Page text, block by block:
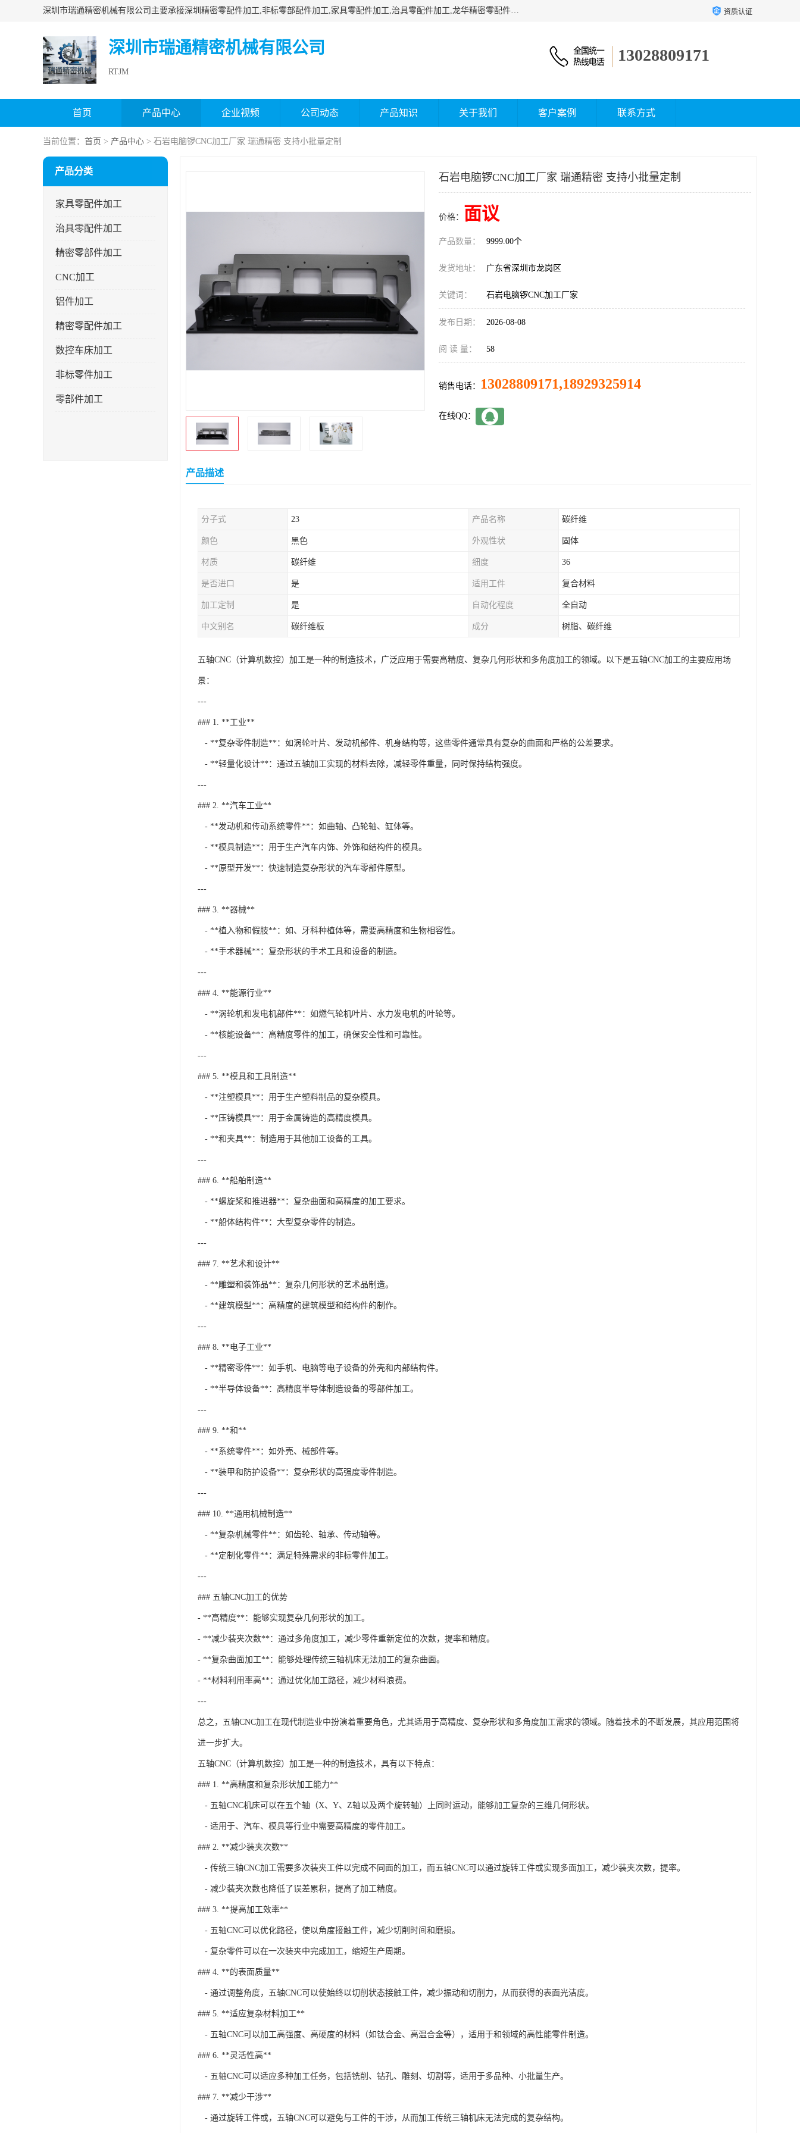
深圳市瑞通精密机械有限公司主要承接深圳精密零配件加工,非标零部配件加工,家具零配件加工,治具零配件加工,龙华精密零配件加工等各种各种精密机械加工，欢迎来来电咨询！ 资质认证
深圳市瑞通精密机械有限公司
RTJM
13028809171
首页 产品中心 企业视频 公司动态 产品知识 关于我们 客户案例 联系方式
当前位置： 首页 > 产品中心 > 石岩电脑锣CNC加工厂家 瑞通精密 支持小批量定制
产品分类
家具零配件加工
治具零配件加工
精密零部件加工
CNC加工
铝件加工
精密零配件加工
数控车床加工
非标零件加工
零部件加工
石岩电脑锣CNC加工厂家 瑞通精密 支持小批量定制
价格： 面议
产品数量： 9999.00个
发货地址： 广东省深圳市龙岗区
关键词： 石岩电脑锣CNC加工厂家
发布日期： 2026-08-08
阅 读 量： 58
销售电话： 13028809171,18929325914
在线QQ：
产品描述
分子式 23 产品名称 碳纤维
颜色 黑色 外观性状 固体
材质 碳纤维 细度 36
是否进口 是 适用工件 复合材料
加工定制 是 自动化程度 全自动
中文别名 碳纤维板 成分 树脂、碳纤维
五轴CNC（计算机数控）加工是一种的制造技术，广泛应用于需要高精度、复杂几何形状和多角度加工的领域。以下是五轴CNC加工的主要应用场
景：
---
### 1. **工业**
- **复杂零件制造**：如涡轮叶片、发动机部件、机身结构等，这些零件通常具有复杂的曲面和严格的公差要求。
- **轻量化设计**：通过五轴加工实现的材料去除，减轻零件重量，同时保持结构强度。
---
### 2. **汽车工业**
- **发动机和传动系统零件**：如曲轴、凸轮轴、缸体等。
- **模具制造**：用于生产汽车内饰、外饰和结构件的模具。
- **原型开发**：快速制造复杂形状的汽车零部件原型。
---
### 3. **器械**
- **植入物和假肢**：如、牙科种植体等，需要高精度和生物相容性。
- **手术器械**：复杂形状的手术工具和设备的制造。
---
### 4. **能源行业**
- **涡轮机和发电机部件**：如燃气轮机叶片、水力发电机的叶轮等。
- **核能设备**：高精度零件的加工，确保安全性和可靠性。
---
### 5. **模具和工具制造**
- **注塑模具**：用于生产塑料制品的复杂模具。
- **压铸模具**：用于金属铸造的高精度模具。
- **和夹具**：制造用于其他加工设备的工具。
---
### 6. **船舶制造**
- **螺旋桨和推进器**：复杂曲面和高精度的加工要求。
- **船体结构件**：大型复杂零件的制造。
---
### 7. **艺术和设计**
- **雕塑和装饰品**：复杂几何形状的艺术品制造。
- **建筑模型**：高精度的建筑模型和结构件的制作。
---
### 8. **电子工业**
- **精密零件**：如手机、电脑等电子设备的外壳和内部结构件。
- **半导体设备**：高精度半导体制造设备的零部件加工。
---
### 9. **和**
- **系统零件**：如外壳、械部件等。
- **装甲和防护设备**：复杂形状的高强度零件制造。
---
### 10. **通用机械制造**
- **复杂机械零件**：如齿轮、轴承、传动轴等。
- **定制化零件**：满足特殊需求的非标零件加工。
---
### 五轴CNC加工的优势
- **高精度**：能够实现复杂几何形状的加工。
- **减少装夹次数**：通过多角度加工，减少零件重新定位的次数，提率和精度。
- **复杂曲面加工**：能够处理传统三轴机床无法加工的复杂曲面。
- **材料利用率高**：通过优化加工路径，减少材料浪费。
---
总之，五轴CNC加工在现代制造业中扮演着重要角色，尤其适用于高精度、复杂形状和多角度加工需求的领域。随着技术的不断发展，其应用范围将
进一步扩大。
五轴CNC（计算机数控）加工是一种的制造技术，具有以下特点：
### 1. **高精度和复杂形状加工能力**
- 五轴CNC机床可以在五个轴（X、Y、Z轴以及两个旋转轴）上同时运动，能够加工复杂的三维几何形状。
- 适用于、汽车、模具等行业中需要高精度的零件加工。
### 2. **减少装夹次数**
- 传统三轴CNC加工需要多次装夹工件以完成不同面的加工，而五轴CNC可以通过旋转工件或实现多面加工，减少装夹次数，提率。
- 减少装夹次数也降低了误差累积，提高了加工精度。
### 3. **提高加工效率**
- 五轴CNC可以优化路径，使以角度接触工件，减少切削时间和磨损。
- 复杂零件可以在一次装夹中完成加工，缩短生产周期。
### 4. **的表面质量**
- 通过调整角度，五轴CNC可以使始终以切削状态接触工件，减少振动和切削力，从而获得的表面光洁度。
### 5. **适应复杂材料加工**
- 五轴CNC可以加工高强度、高硬度的材料（如钛合金、高温合金等），适用于和领域的高性能零件制造。
### 6. **灵活性高**
- 五轴CNC可以适应多种加工任务，包括铣削、钻孔、雕刻、切割等，适用于多品种、小批量生产。
### 7. **减少干涉**
- 通过旋转工件或，五轴CNC可以避免与工件的干涉，从而加工传统三轴机床无法完成的复杂结构。